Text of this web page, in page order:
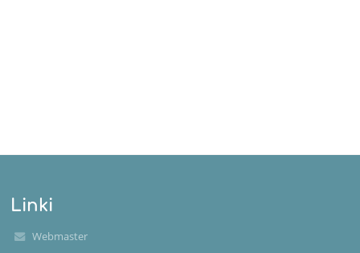
Linki
Webmaster